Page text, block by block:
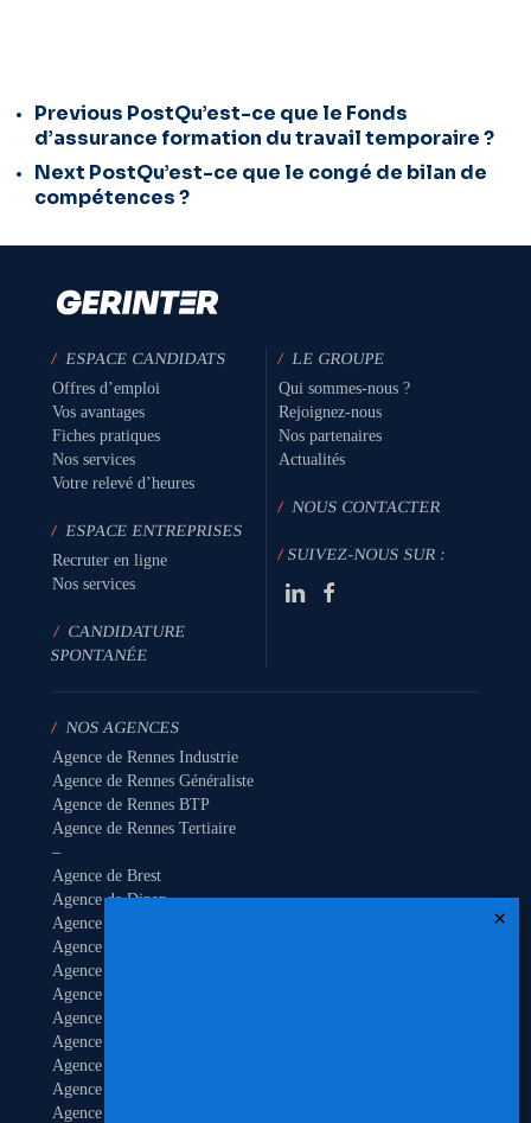
Previous PostQu’est-ce que le Fonds
d’assurance formation du travail temporaire ?
Next PostQu’est-ce que le congé de bilan de
compétences ?
/ ESPACE CANDIDATS
Offres d’emploi
Vos avantages
Fiches pratiques
Nos services
Votre relevé d’heures
/ ESPACE ENTREPRISES
Recruter en ligne
Nos services
/ CANDIDATURE
SPONTANÉE
/ LE GROUPE
Qui sommes-nous ?
Rejoignez-nous
Nos partenaires
Actualités
/NOUS CONTACTER
/SUIVEZ-NOUS SUR :
/ NOS AGENCES
Agence de Rennes Industrie
Agence de Rennes Généraliste
Agence de Rennes BTP
Agence de Rennes Tertiaire
–
Agence de Brest
Agence de Dinan
Agence de Lamballe
Agence de Landivisiau
Agence de Pontivy
Agence de Quimper
Agence de Quimperlé
Agence de Saint-Brieuc
Agence de Saint-Malo
Agence de Vannes
Agence de Vitré